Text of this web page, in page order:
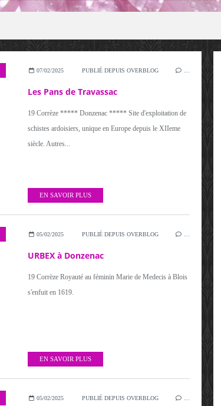
07/02/2025 PUBLIÉ DEPUIS OVERBLOG
Les Pans de Travassac
19 Corrèze ***** Donzenac ***** Site d'exploitation de
schistes ardoisiers, unique en Europe depuis le XIIeme
siècle. Autres...
EN SAVOIR PLUS
05/02/2025 PUBLIÉ DEPUIS OVERBLOG
URBEX à Donzenac
19 Corrèze Royauté au féminin Marie de Medecis à Blois
s'enfuit en 1619.
EN SAVOIR PLUS
05/02/2025 PUBLIÉ DEPUIS OVERBLOG